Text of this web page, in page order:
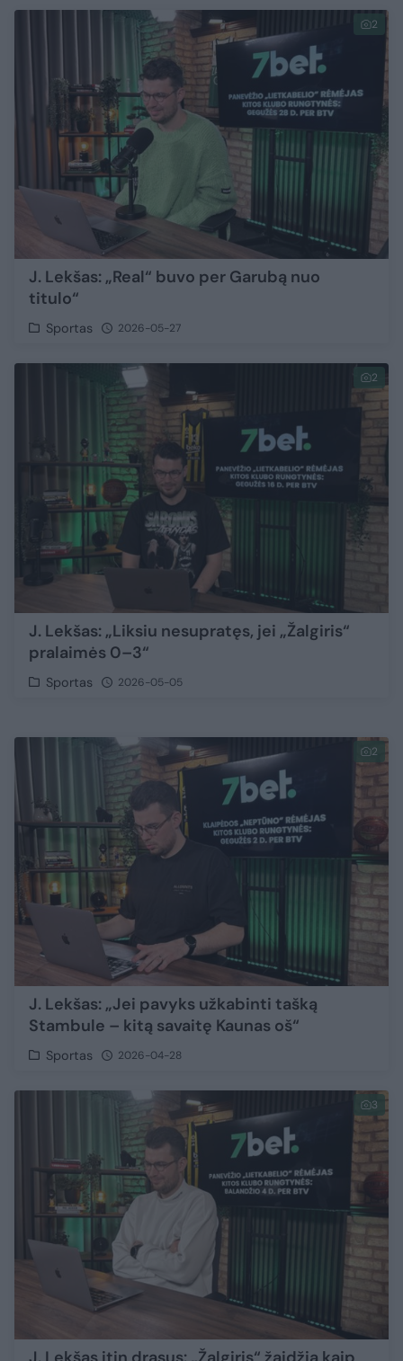
2
J. Lekšas: „Real“ buvo per Garubą nuo
titulo“
Sportas 2026-05-27
2
J. Lekšas: „Liksiu nesupratęs, jei „Žalgiris“
pralaimės 0–3“
Sportas 2026-05-05
2
J. Lekšas: „Jei pavyks užkabinti tašką
Stambule – kitą savaitę Kaunas oš“
Sportas 2026-04-28
3